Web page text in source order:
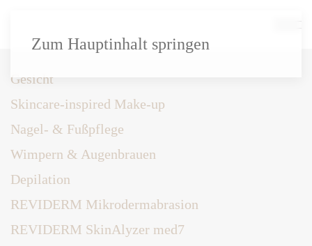
Zum Hauptinhalt springen
Gesicht
Skincare-inspired Make-up
Nagel- & Fußpflege
Wimpern & Augenbrauen
Depilation
REVIDERM Mikrodermabrasion
REVIDERM SkinAlyzer med7